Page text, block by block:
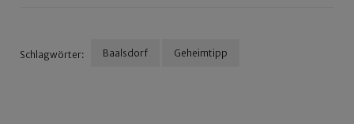
Schlagwörter: Baalsdorf Geheimtipp